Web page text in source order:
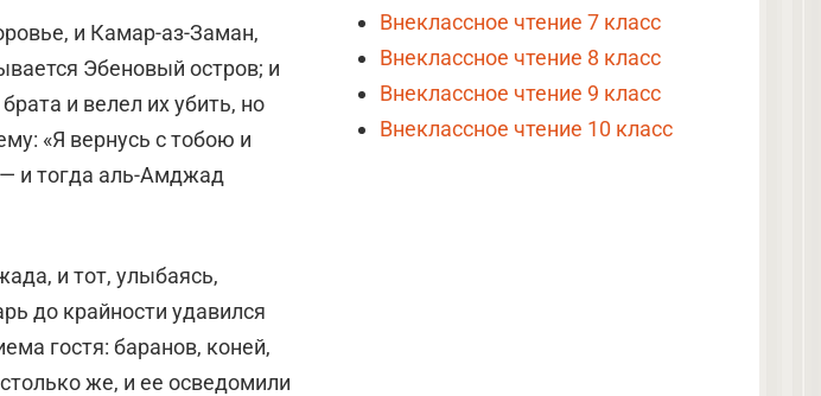
и Камар-аз-Заман,
Эбеновый остров; и
и велел их убить, но
«Я вернусь с тобою и
и тогда аль-Амджад
и тот, улыбаясь,
до крайности удавился
гостя: баранов, коней,
же, и ее осведомили
Внеклассное чтение 7 класс
Внеклассное чтение 8 класс
Внеклассное чтение 9 класс
Внеклассное чтение 10 класс